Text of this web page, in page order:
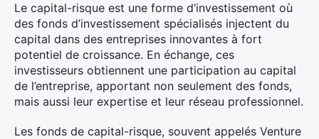
Le capital-risque est une forme d’investissement où
des fonds d’investissement spécialisés injectent du
capital dans des entreprises innovantes à fort
potentiel de croissance. En échange, ces
investisseurs obtiennent une participation au capital
de l’entreprise, apportant non seulement des fonds,
mais aussi leur expertise et leur réseau professionnel.
Les fonds de capital-risque, souvent appelés Venture